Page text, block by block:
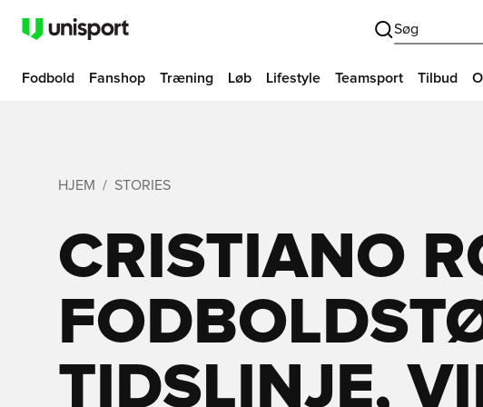
Søg
Fodbold Fanshop Træning Løb Lifestyle Teamsport Tilbud
HJEM STORIES
CRISTIANO
TIDSLINJE,